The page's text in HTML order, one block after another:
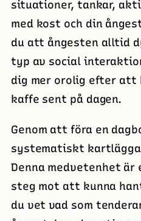
situationer, tankar,
med kost och din
du att ångesten alltid
typ av social
dig mer orolig efter att
kaffe sent på dagen.
Genom att föra en
systematiskt kartlägga
Denna medvetenhet
steg mot att kunna
du vet vad som